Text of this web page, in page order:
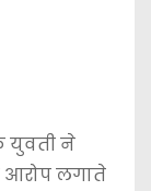
युवती ने
लगाते